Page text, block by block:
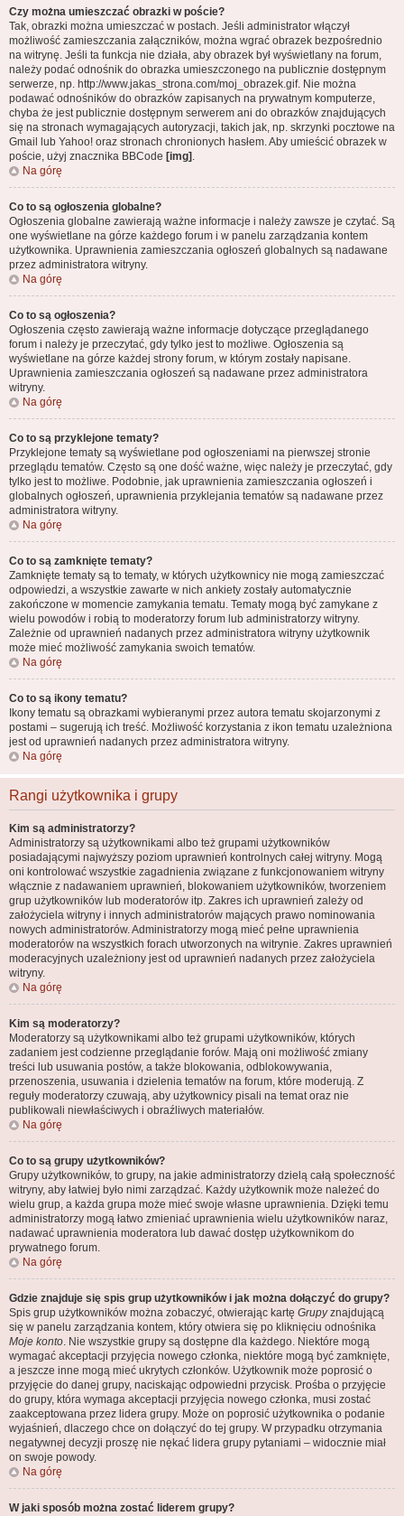
Czy można umieszczać obrazki w poście?
Tak, obrazki można umieszczać w postach. Jeśli administrator włączył
możliwość zamieszczania załączników, można wgrać obrazek bezpośrednio
na witrynę. Jeśli ta funkcja nie działa, aby obrazek był wyświetlany na forum,
należy podać odnośnik do obrazka umieszczonego na publicznie dostępnym
serwerze, np. http://www.jakas_strona.com/moj_obrazek.gif. Nie można
podawać odnośników do obrazków zapisanych na prywatnym komputerze,
chyba że jest publicznie dostępnym serwerem ani do obrazków znajdujących
się na stronach wymagających autoryzacji, takich jak, np. skrzynki pocztowe na
Gmail lub Yahoo! oraz stronach chronionych hasłem. Aby umieścić obrazek w
poście, użyj znacznika BBCode [img] .
Na górę
Co to są ogłoszenia globalne?
Ogłoszenia globalne zawierają ważne informacje i należy zawsze je czytać. Są
one wyświetlane na górze każdego forum i w panelu zarządzania kontem
użytkownika. Uprawnienia zamieszczania ogłoszeń globalnych są nadawane
przez administratora witryny.
Na górę
Co to są ogłoszenia?
Ogłoszenia często zawierają ważne informacje dotyczące przeglądanego
forum i należy je przeczytać, gdy tylko jest to możliwe. Ogłoszenia są
wyświetlane na górze każdej strony forum, w którym zostały napisane.
Uprawnienia zamieszczania ogłoszeń są nadawane przez administratora
witryny.
Na górę
Co to są przyklejone tematy?
Przyklejone tematy są wyświetlane pod ogłoszeniami na pierwszej stronie
przeglądu tematów. Często są one dość ważne, więc należy je przeczytać, gdy
tylko jest to możliwe. Podobnie, jak uprawnienia zamieszczania ogłoszeń i
globalnych ogłoszeń, uprawnienia przyklejania tematów są nadawane przez
administratora witryny.
Na górę
Co to są zamknięte tematy?
Zamknięte tematy są to tematy, w których użytkownicy nie mogą zamieszczać
odpowiedzi, a wszystkie zawarte w nich ankiety zostały automatycznie
zakończone w momencie zamykania tematu. Tematy mogą być zamykane z
wielu powodów i robią to moderatorzy forum lub administratorzy witryny.
Zależnie od uprawnień nadanych przez administratora witryny użytkownik
może mieć możliwość zamykania swoich tematów.
Na górę
Co to są ikony tematu?
Ikony tematu są obrazkami wybieranymi przez autora tematu skojarzonymi z
postami – sugerują ich treść. Możliwość korzystania z ikon tematu uzależniona
jest od uprawnień nadanych przez administratora witryny.
Na górę
Rangi użytkownika i grupy
Kim są administratorzy?
Administratorzy są użytkownikami albo też grupami użytkowników
posiadającymi najwyższy poziom uprawnień kontrolnych całej witryny. Mogą
oni kontrolować wszystkie zagadnienia związane z funkcjonowaniem witryny
włącznie z nadawaniem uprawnień, blokowaniem użytkowników, tworzeniem
grup użytkowników lub moderatorów itp. Zakres ich uprawnień zależy od
założyciela witryny i innych administratorów mających prawo nominowania
nowych administratorów. Administratorzy mogą mieć pełne uprawnienia
moderatorów na wszystkich forach utworzonych na witrynie. Zakres uprawnień
moderacyjnych uzależniony jest od uprawnień nadanych przez założyciela
witryny.
Na górę
Kim są moderatorzy?
Moderatorzy są użytkownikami albo też grupami użytkowników, których
zadaniem jest codzienne przeglądanie forów. Mają oni możliwość zmiany
treści lub usuwania postów, a także blokowania, odblokowywania,
przenoszenia, usuwania i dzielenia tematów na forum, które moderują. Z
reguły moderatorzy czuwają, aby użytkownicy pisali na temat oraz nie
publikowali niewłaściwych i obraźliwych materiałów.
Na górę
Co to są grupy użytkowników?
Grupy użytkowników, to grupy, na jakie administratorzy dzielą całą społeczność
witryny, aby łatwiej było nimi zarządzać. Każdy użytkownik może należeć do
wielu grup, a każda grupa może mieć swoje własne uprawnienia. Dzięki temu
administratorzy mogą łatwo zmieniać uprawnienia wielu użytkowników naraz,
nadawać uprawnienia moderatora lub dawać dostęp użytkownikom do
prywatnego forum.
Na górę
Gdzie znajduje się spis grup użytkowników i jak można dołączyć do grupy?
Spis grup użytkowników można zobaczyć, otwierając kartę Grupyznajdującą
się w panelu zarządzania kontem, który otwiera się po kliknięciu odnośnika
Moje konto. Nie wszystkie grupy są dostępne dla każdego. Niektóre mogą
wymagać akceptacji przyjęcia nowego członka, niektóre mogą być zamknięte,
a jeszcze inne mogą mieć ukrytych członków. Użytkownik może poprosić o
przyjęcie do danej grupy, naciskając odpowiedni przycisk. Prośba o przyjęcie
do grupy, która wymaga akceptacji przyjęcia nowego członka, musi zostać
zaakceptowana przez lidera grupy. Może on poprosić użytkownika o podanie
wyjaśnień, dlaczego chce on dołączyć do tej grupy. W przypadku otrzymania
negatywnej decyzji proszę nie nękać lidera grupy pytaniami – widocznie miał
on swoje powody.
Na górę
W jaki sposób można zostać liderem grupy?